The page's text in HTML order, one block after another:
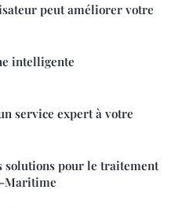
peut améliorer votre
intelligente
service expert à votre
pour le traitement
Maritime